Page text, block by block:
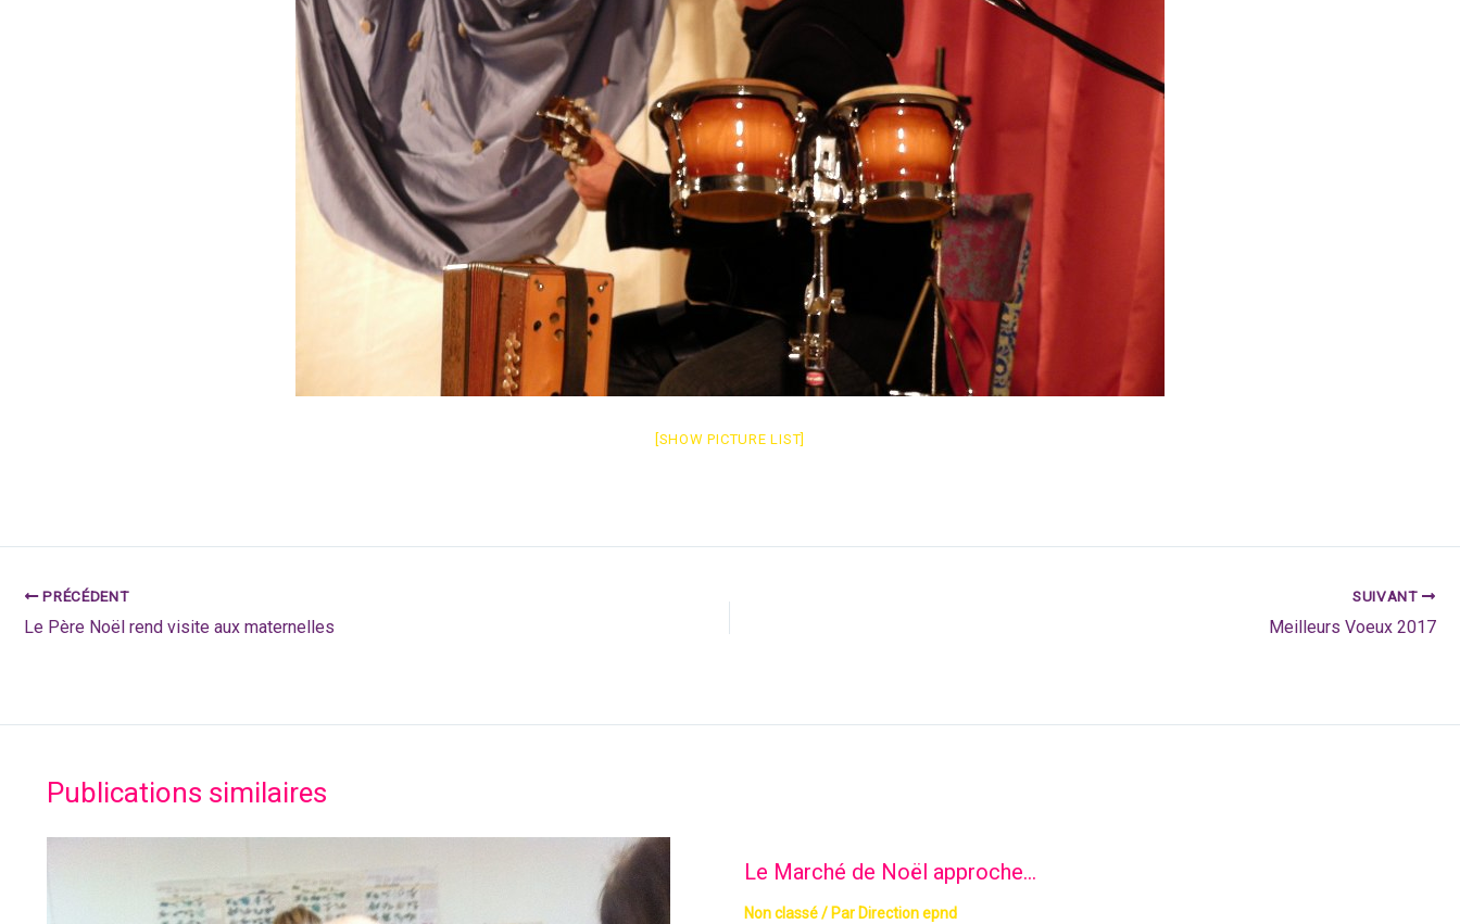
[SHOW PICTURE LIST]
PRÉCÉDENT
Le Père Noël rend visite aux maternelles
SUIVANT
Meilleurs Voeux 2017
Publications similaires
Le Marché de Noël approche…
Non classé/ Par Direction epnd